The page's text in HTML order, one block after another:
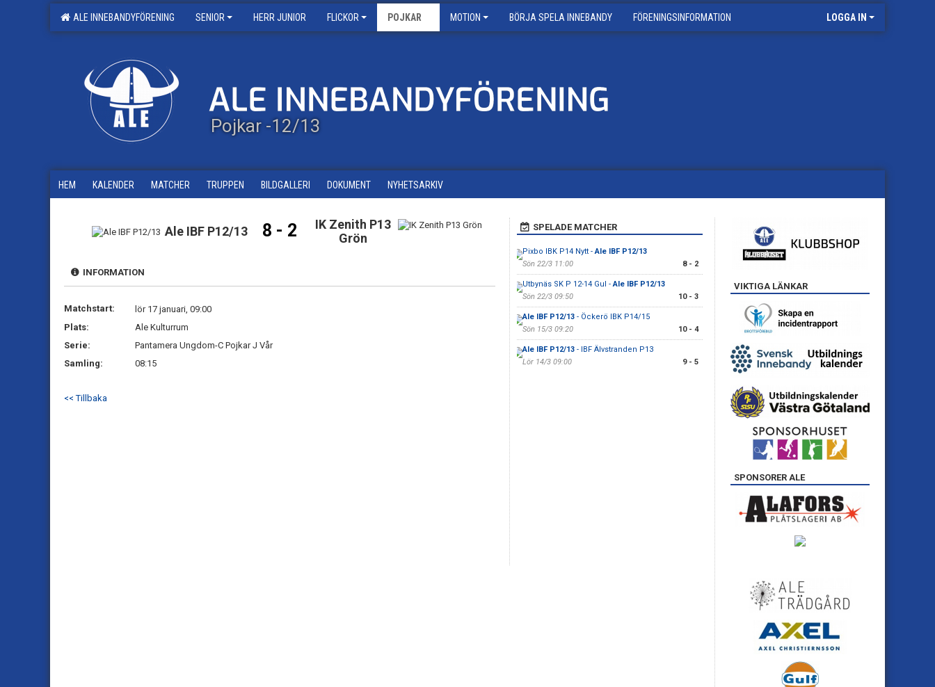
ALE INNEBANDYFÖRENING SENIOR HERR JUNIOR FLICKOR POJKAR MOTION BÖRJA SPELA INNEBANDY FÖRENINGSINFORMATION LOGGA IN
Pojkar -12/13
HEM KALENDER MATCHER TRUPPEN BILDGALLERI DOKUMENT NYHETSARKIV
Ale IBF P12/13 8 - 2
IK Zenith P13
Grön
INFORMATION
Matchstart:
lör 17 januari, 09:00
Plats:
Ale Kulturrum
Serie:
Pantamera Ungdom-C Pojkar J Vår
Samling:
08:15
<< Tillbaka
SPELADE MATCHER
Pixbo IBK P14 Nytt -Ale IBF P12/13
Sön 22/3 11:00
8 - 2
Utbynäs SK P 12-14 Gul -Ale IBF P12/13
Sön 22/3 09:50
10 - 3
Ale IBF P12/13- Öckerö IBK P14/15
Sön 15/3 09:20
10 - 4
Ale IBF P12/13- IBF Älvstranden P13
Lör 14/3 09:00
9 - 5
VIKTIGA LÄNKAR
SPONSORER ALE